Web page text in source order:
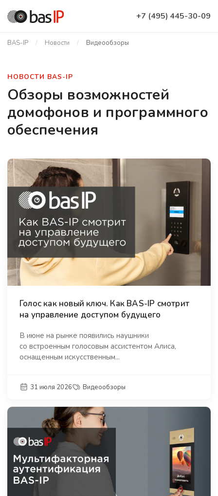
+7 (495) 445-30-09
BAS-IP Новости Видеообзоры
НОВОСТИ BAS-IP
Обзоры возможностей
домофонов и программного
обеспечения
Голос как новый ключ. Как BAS-IP смотрит
на управление доступом будущего
В июне на рынке появились наушники
со встроенным голосовым ассистентом Алиса,
оснащенным искусственным...
31 июля 2026 Видеообзоры